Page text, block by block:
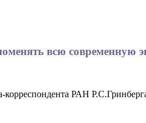
всю современную
РАН